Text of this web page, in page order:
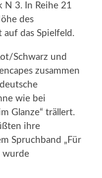
N 3. In Reihe 21
des
das Spielfeld.
Schwarz und
zusammen
wie bei
Glanze“ trällert.
ihre
Spruchband „Für
wurde